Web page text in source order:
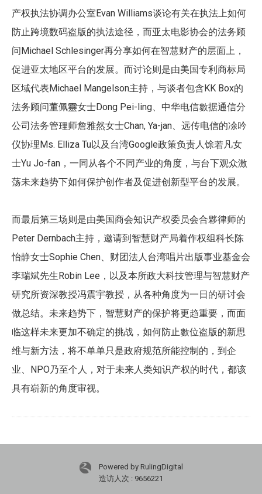
产权执法协调办公室Evan Williams谈论有关在执法上如何
防止跨境数码盗版的执法途径，而亚太电影协会的法务顾
问Michael Schlesinger再分享如何在智慧财产的层面上，
促进亚太地区平台的发展。而讨论则是由美国专利商标局
区域代表Michael Mangelson主持，与谈者包含KK Box的
法务顾问董佩靈女士Dong Pei-ling 、中华电信數据通信分
公司法务管理师詹雅然女士Chan, Ya-jan 、远传电信的凃吟
仪协理Ms. Elliza Tu以及台湾Google政策负责人馀若凡女
士Yu Jo-fan ，一同从各个不同产业的角度，与台下观众激
荡未来趋势下如何保护创作者及促进创新型平台的发展。
而最后第三场则是由美国商会知识产权委员会合夥律师的
Peter Dernbach主持，邀请到智慧财产局着作权组科长陈
怡静女士Sophie Chen 、财团法人台湾唱片出版事业基金会
李瑞斌先生Robin Lee ，以及本所政大科技管理与智慧财产
研究所资深教授冯震宇教授，从各种角度为一日的研讨会
做总结。未来趋势下，智慧财产的保护将更趋重要，而面
临这样未来更加不确定的挑战，如何防止數位盗版的新思
维与新方法，将不单单只是政府规范所能控制的，到企
业、 NPO乃至个人，对于未来人类知识产权的时代，都该
具有崭新的角度审视。
Powered by RulingDigital
造访人次 : 9656221